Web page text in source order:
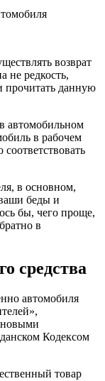
возврат
не редкость,
прочитать данную
автомобильном
в рабочем
в основном,
беды и
бы, чего проще,
в
средства
автомобиля
новыми
Кодексом
товар